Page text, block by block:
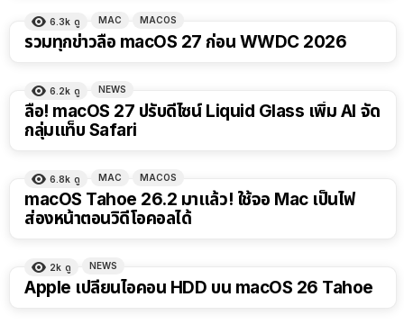
6.3k ดู MAC MACOS
รวมทุกข่าวลือ macOS 27 ก่อน WWDC 2026
6.2k ดู NEWS
ลือ! macOS 27 ปรับดีไซน์ Liquid Glass เพิ่ม AI จัด
กลุ่มแท็บ Safari
6.8k ดู MAC MACOS
macOS Tahoe 26.2 มาแล้ว! ใช้จอ Mac เป็นไฟ
ส่องหน้าตอนวิดีโอคอลได้
2k ดู NEWS
Apple เปลี่ยนไอคอน HDD บน macOS 26 Tahoe